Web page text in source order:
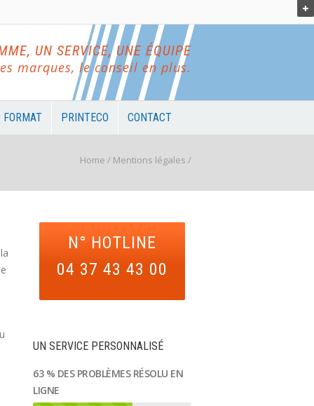
UN SERVICE, UNE ÉQUIPE
marques, le conseil en plus.
PRINTECO CONTACT
Home / Mentions légales /
N° HOTLINE
04 37 43 43 00
UN SERVICE PERSONNALISÉ
63 % DES PROBLÈMES RÉSOLU EN
LIGNE